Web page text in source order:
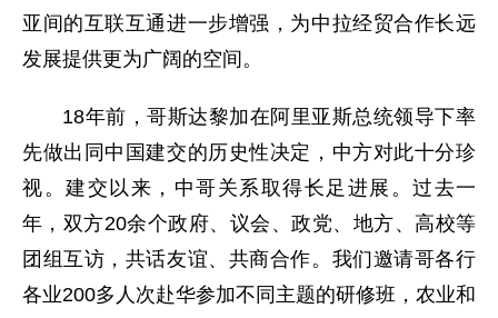
亚间的互联互通进一步增强，为中拉经贸合作长远
发展提供更为广阔的空间。
18年前，哥斯达黎加在阿里亚斯总统领导下率
先做出同中国建交的历史性决定，中方对此十分珍
视。建交以来，中哥关系取得长足进展。过去一
年，双方20余个政府、议会、政党、地方、高校等
团组互访，共话友谊、共商合作。我们邀请哥各行
各业200多人次赴华参加不同主题的研修班，农业和